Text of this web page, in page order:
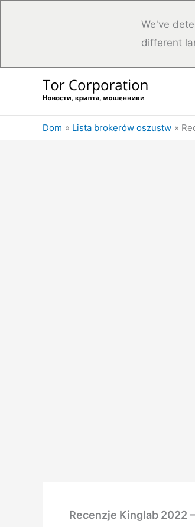
We've
different
Dom Lista brokerów oszustw
Recenzje Kinglab 2022